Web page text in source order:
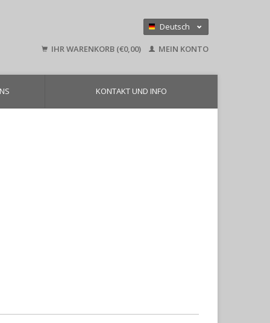
Deutsch
English
IHR WARENKORB (€0,00) MEIN KONTO
KONTAKT UND INFO